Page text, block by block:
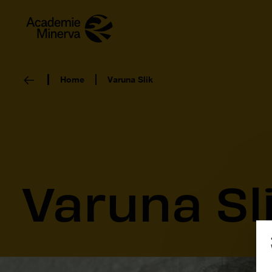
Home Varuna Slik
Varuna